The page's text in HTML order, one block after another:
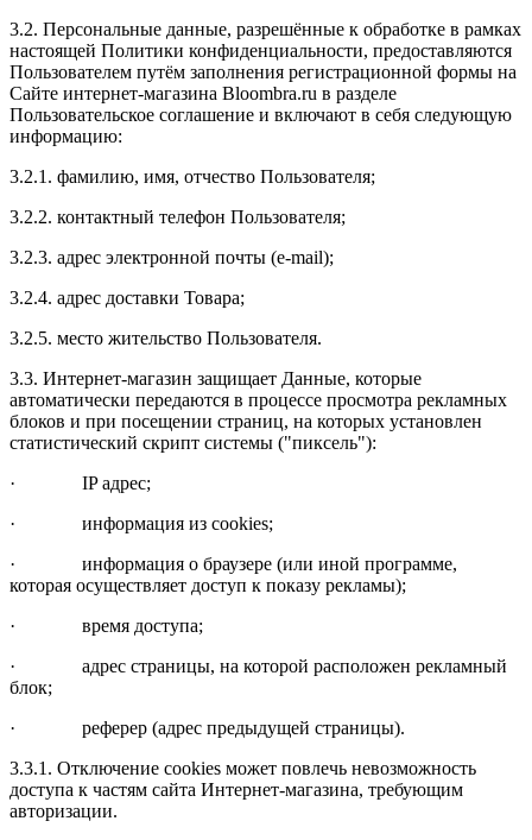
3.2. Персональные данные, разрешённые к обработке в рамках
настоящей Политики конфиденциальности, предоставляются
Пользователем путём заполнения регистрационной формы на
Сайте интернет-магазина Bloombra.ru в разделе
Пользовательское соглашение и включают в себя следующую
информацию:
3.2.1. фамилию, имя, отчество Пользователя;
3.2.2. контактный телефон Пользователя;
3.2.3. адрес электронной почты (e-mail);
3.2.4. адрес доставки Товара;
3.2.5. место жительство Пользователя.
3.3. Интернет-магазин защищает Данные, которые
автоматически передаются в процессе просмотра рекламных
блоков и при посещении страниц, на которых установлен
статистический скрипт системы ("пиксель"):
· IP адрес;
· информация из cookies;
· информация о браузере (или иной программе,
которая осуществляет доступ к показу рекламы);
· время доступа;
· адрес страницы, на которой расположен рекламный
блок;
· реферер (адрес предыдущей страницы).
3.3.1. Отключение cookies может повлечь невозможность
доступа к частям сайта Интернет-магазина, требующим
авторизации.